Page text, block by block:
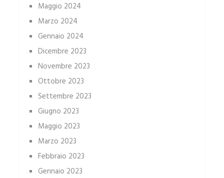
Maggio 2024
Marzo 2024
Gennaio 2024
Dicembre 2023
Novembre 2023
Ottobre 2023
Settembre 2023
Giugno 2023
Maggio 2023
Marzo 2023
Febbraio 2023
Gennaio 2023